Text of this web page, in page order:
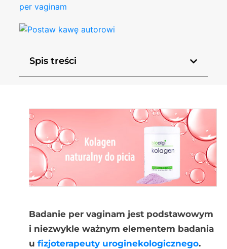
per vaginam
Spis treści
Badanie per vaginam jest podstawowym
i niezwykle ważnym elementem badania
u fizjoterapeuty uroginekologicznego.